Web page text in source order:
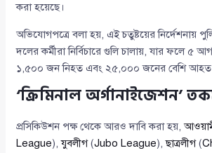
করা হয়েছে।
অভিযোগপত্রে বলা হয়, এই চতুষ্টয়ের নির্দেশনায়
দলের কর্মীরা নির্বিচারে গুলি চালায়, যার ফলে ৫
১,৫০০ জন নিহত এবং ২৫,০০০ জনের বেশি আহত
‘ক্রিমিনাল অর্গানাইজেশন’
প্রসিকিউশন পক্ষ থেকে আরও দাবি করা হয়,
League),যুবলীগ(Jubo League),ছাত্রলীগ(